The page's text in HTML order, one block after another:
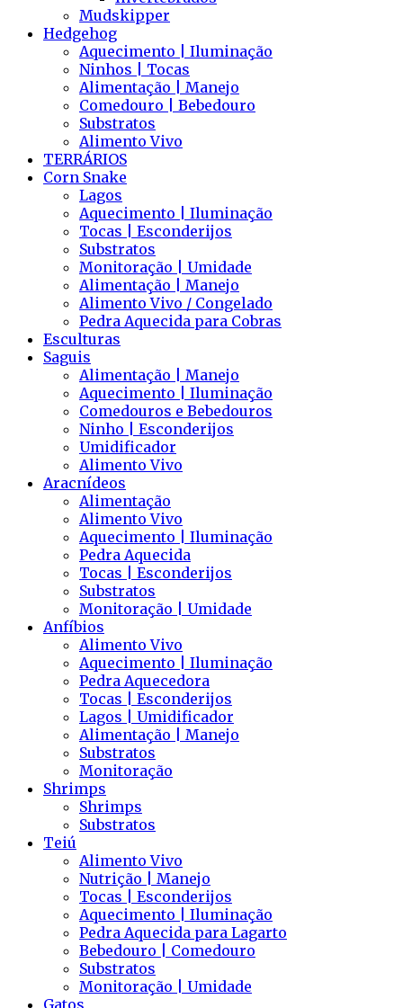
Mudskipper
Hedgehog
Aquecimento | Iluminação
Ninhos | Tocas
Alimentação | Manejo
Comedouro | Bebedouro
Substratos
Alimento Vivo
TERRÁRIOS
Corn Snake
Lagos
Aquecimento | Iluminação
Tocas | Esconderijos
Substratos
Monitoração | Umidade
Alimentação | Manejo
Alimento Vivo / Congelado
Pedra Aquecida para Cobras
Esculturas
Saguis
Alimentação | Manejo
Aquecimento | Iluminação
Comedouros e Bebedouros
Ninho | Esconderijos
Umidificador
Alimento Vivo
Aracnídeos
Alimentação
Alimento Vivo
Aquecimento | Iluminação
Pedra Aquecida
Tocas | Esconderijos
Substratos
Monitoração | Umidade
Anfíbios
Alimento Vivo
Aquecimento | Iluminação
Pedra Aquecedora
Tocas | Esconderijos
Lagos | Umidificador
Alimentação | Manejo
Substratos
Monitoração
Shrimps
Shrimps
Substratos
Teiú
Alimento Vivo
Nutrição | Manejo
Tocas | Esconderijos
Aquecimento | Iluminação
Pedra Aquecida para Lagarto
Bebedouro | Comedouro
Substratos
Monitoração | Umidade
Gatos